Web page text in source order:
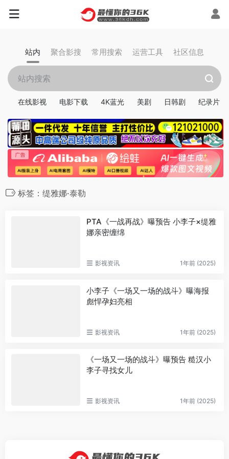
站内 聚合影搜 常用搜索 运营工具 社区信息
在线影视 电影下载 4K蓝光 美剧 日韩剧 纪录片
标签：缇雅娜·泰勒
PTA《一战再战》曝预告 小李子×缇雅
娜亲密缠绵
影视资讯 1年前 (2025)
小李子《一场又一场的战斗》曝海报
彪悍孕妇亮相
影视资讯 1年前 (2025)
《一场又一场的战斗》曝预告 糙汉小
李子寻找女儿
影视资讯 1年前 (2025)